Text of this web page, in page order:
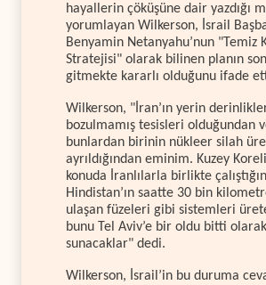
hayallerin çöküşüne dair yazdığı
yorumlayan Wilkerson, İsrail
Benyamin Netanyahu’nun "Temiz
Stratejisi" olarak bilinen planın
gitmekte kararlı olduğunu ifade
Wilkerson, "İran’ın yerin
bozulmamış tesisleri olduğundan
bunlardan birinin nükleer silah
ayrıldığından eminim. Kuzey
konuda İranlılarla birlikte
Hindistan’ın saatte 30 bin
ulaşan füzeleri gibi sistemleri
bunu Tel Aviv’e bir oldu bitti olarak
sunacaklar" dedi.
Wilkerson, İsrail’in bu duruma